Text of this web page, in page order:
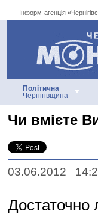
Інформ-агенція
Інформ-
Політична
Чернігівщина
Чи вмієте
03.06.2012